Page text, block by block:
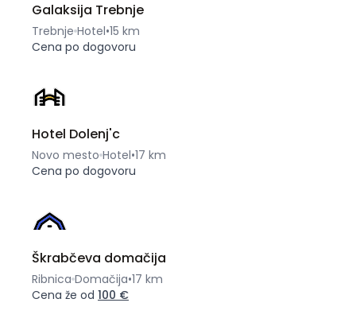
Galaksija Trebnje
Trebnje Hotel•15 km
Cena po dogovoru
Hotel Dolenj'c
Novo mesto Hotel•17 km
Cena po dogovoru
Škrabčeva domačija
Ribnica Domačija•17 km
Cena že od 100 €